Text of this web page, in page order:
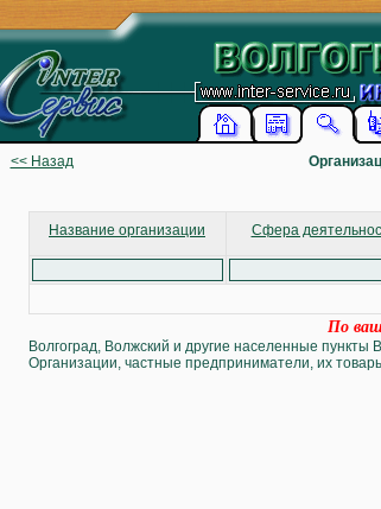
<< Назад
Название организации Сфера
По
Волгоград, Волжский и другие населенные пункты
Организации, частные предприниматели, их